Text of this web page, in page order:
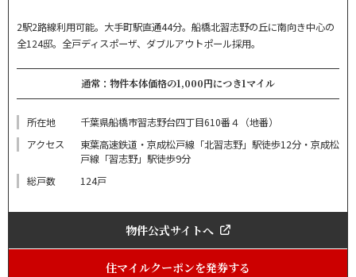
2駅2路線利用可能。大手町駅直通44分。船橋北習志野の丘に南向き中心の
全124邸。全戸ディスポーザ、ダブルアウトポール採用。
通常：物件本体価格の1,000円につき1マイル
所在地
千葉県船橋市習志野台四丁目610番４（地番）
アクセス
東葉高速鉄道・京成松戸線「北習志野」駅徒歩12分・京成松
戸線「習志野」駅徒歩9分
総戸数
124戸
物件公式サイトへ
住マイルクーポンを発券する